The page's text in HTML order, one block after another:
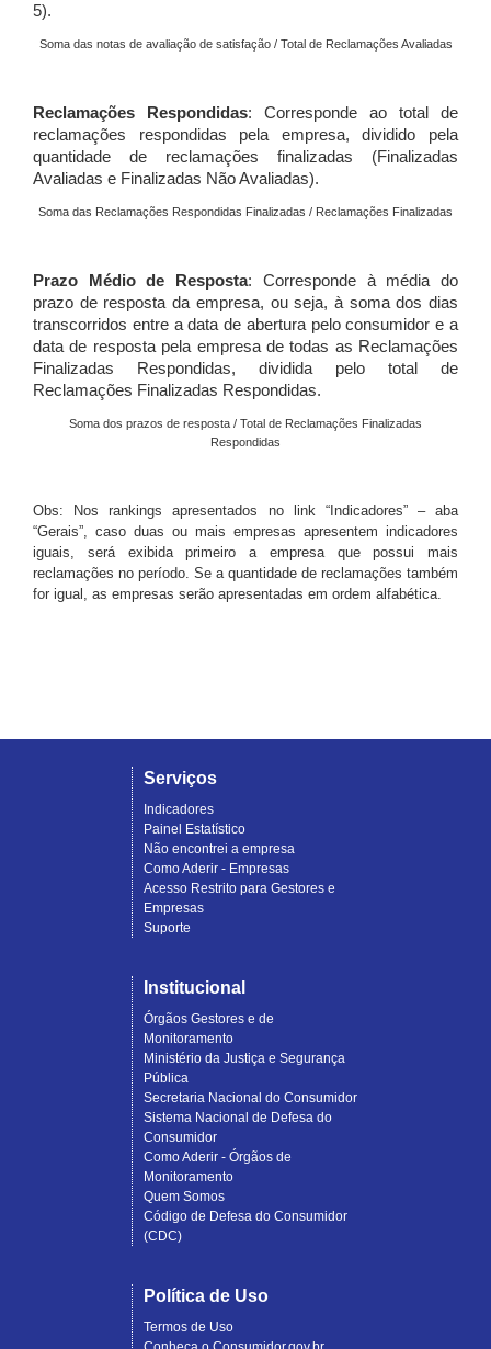
5).
Soma das notas de avaliação de satisfação / Total de Reclamações Avaliadas
Reclamações Respondidas: Corresponde ao total de
reclamações respondidas pela empresa, dividido pela
quantidade de reclamações finalizadas (Finalizadas
Avaliadas e Finalizadas Não Avaliadas).
Soma das Reclamações Respondidas Finalizadas / Reclamações Finalizadas
Prazo Médio de Resposta: Corresponde à média do
prazo de resposta da empresa, ou seja, à soma dos dias
transcorridos entre a data de abertura pelo consumidor e a
data de resposta pela empresa de todas as Reclamações
Finalizadas Respondidas, dividida pelo total de
Reclamações Finalizadas Respondidas.
Soma dos prazos de resposta / Total de Reclamações Finalizadas
Respondidas
Obs: Nos rankings apresentados no link “Indicadores” – aba
“Gerais”, caso duas ou mais empresas apresentem indicadores
iguais, será exibida primeiro a empresa que possui mais
reclamações no período. Se a quantidade de reclamações também
for igual, as empresas serão apresentadas em ordem alfabética.
Serviços
Indicadores
Painel Estatístico
Não encontrei a empresa
Como Aderir - Empresas
Acesso Restrito para Gestores e
Empresas
Suporte
Institucional
Órgãos Gestores e de
Monitoramento
Ministério da Justiça e Segurança
Pública
Secretaria Nacional do Consumidor
Sistema Nacional de Defesa do
Consumidor
Como Aderir - Órgãos de
Monitoramento
Quem Somos
Código de Defesa do Consumidor
(CDC)
Política de Uso
Termos de Uso